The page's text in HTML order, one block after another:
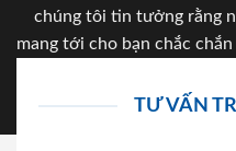
chúng tôi tin tưởng rằng
mang tới cho bạn chắc
TƯ VẤN